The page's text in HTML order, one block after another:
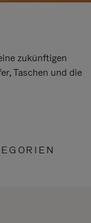
zukünftigen
Taschen und die